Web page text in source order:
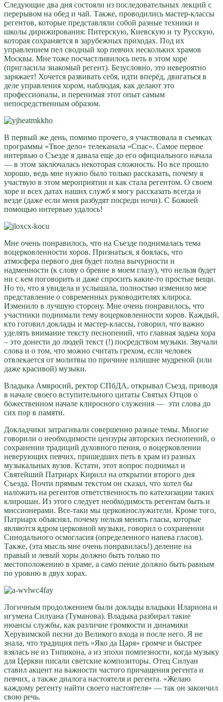
Следующие два дня состояли из последовательных лекций с
перерывом на обед и чай. Также, проводились мастер-классы
регентов, которые представляли собой разные техники и
школы дирижирования: Питерскую, Киевскую и ту Русскую,
которая сохраняется в зарубежных приходах. Под их
управлением пел сводный хор певчих нескольких храмов
Москвы. Мне тоже посчастливилось петь в этом хоре
(пригласила знакомый регент). Безусловно, это невероятно
заряжает! Хочется развивать себя, идти вперёд, двигаться в
деле управления хором, наблюдая, как делают это
профессионалы, и перенимая этот опыт самым
непосредственным образом.
В первый же день, помимо прочего, я участвовала в съемках
программы «Твое дело» телеканала «Спас». Самое первое
интервью о Съезде я давала еще до его официального начала
— в этом заключалась некоторая сложность. Но все прошло
хорошо, ведь мне нужно было только рассказать, почему я
участвую в этом мероприятии и как стала регентом. О своем
хоре и всех датах наших служб я могу рассказать всегда и
везде (даже если меня разбудят посреди ночи). С Божией
помощью интервью удалось!
Мне очень понравилось, что на Съезде поднималась тема
воцерковленности хоров. Признаться, я боялась, что
атмосфера первого дня будет полна вычурности и
надменности (к слову о бревне в моем глазу), что нельзя будет
ни с кем поговорить и даже спросить какие-то простые вещи.
Но то, что я увидела и услышала, полностью изменило мое
представление о современных руководителях клироса.
Изменило в лучшую сторону. Мне очень понравилось, что
участники поднимали тему воцерковленности хоров. Каждый,
кто готовил доклады и мастер-классы, говорил, что важно
уделять внимание тексту песнопений, что главная задача хора
– это донести до людей текст (!) посредством музыки. Звучали
слова и о том, что можно считать грехом, если человек
отвлекается от молитвы по причине излишне мудреной (или
даже красивой) музыки.
Владыка Амвросий, ректор СПбДА, открывал Съезд, приводя
в начале своего вступительного цитаты Святых Отцов о
божественном начале клиросного служения — эти слова до
сих пор в памяти.
Докладчики затрагивали совершенно разные темы. Многие
говорили о необходимости цензуры авторских песнопений, о
сохранении традиций духовного пения, о воцерковлении
неверующих певчих, пришедших петь в храм из разных
музыкальных вузов. Кстати, этот вопрос поднимал и
Святейший Патриарх Кирилл на открытии второго дня
Съезда. Почти прямым текстом он сказал, что хотел бы
наложить на регентов ответственность по катехизации таких
клирошан. Из этого следует необходимость регентам быть и
миссионерами. Все-таки мы церковнослужители. Кроме того,
Патриарх объяснял, почему нельзя менять гласы, которые
являются ядром церковной музыки, говорил о сохранении
Синодального осмогласия (определенного напева гласов).
Также, (эта мысль мне очень понравилась!) деление на
правый и левый хоры должно быть только по
местоположению в храме, а само пение должно быть равным
по уровню в двух хорах.
Логичным продолжением были доклады владыки Илариона и
игумена Силуана (Туманова). Владыка разбирал такие
нюансы службы, как различие громкости и динамики
Херувимской песни до Великого входа и после него. Я не
знала, что традиция петь «Яко да Царя» громче и быстрее
взялась не из Типикона, а из эпохи помпезности, когда музыку
для Церкви писали светские композиторы. Отец Силуан
ставил акцент на важности частого причащения регента и
певчих, а также диалога настоятеля и регента. «Желаю
каждому регенту найти своего настоятеля» — так он закончил
свою речь.